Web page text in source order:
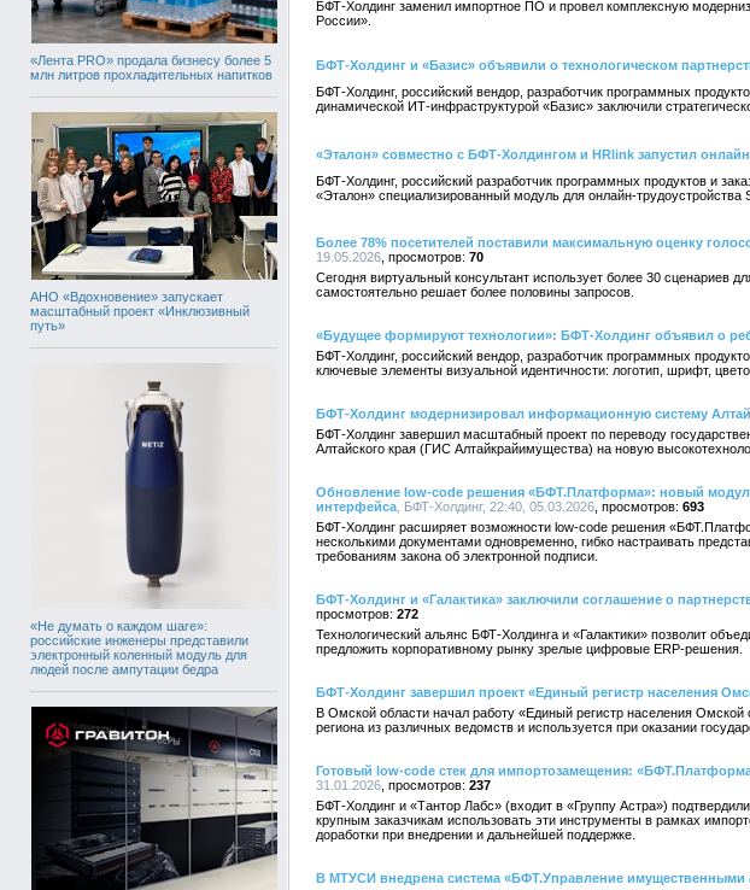
«Лента PRO» продала бизнесу более 5
млн литров прохладительных напитков
АНО «Вдохновение» запускает
масштабный проект «Инклюзивный
путь»
«Не думать о каждом шаге»:
российские инженеры представили
электронный коленный модуль для
людей после ампутации бедра
БФТ-Холдинг заменил импортное ПО и провел комплексную
России».
БФТ-Холдинг и «Базис» объявили о технологическом
БФТ-Холдинг, российский вендор, разработчик программных
динамической ИТ-инфраструктурой «Базис» заключили
«Эталон» совместно с БФТ-Холдингом и HRlink запустил
БФТ-Холдинг, российский разработчик программных продуктов и
«Эталон» специализированный модуль для онлайн-трудоустройства
Более 78% посетителей поставили максимальную оценку
19.05.2026
70
Сегодня виртуальный консультант использует более 30 сценариев
самостоятельно решает более половины запросов.
«Будущее формируют технологии»: БФТ-Холдинг объявил о
БФТ-Холдинг, российский вендор, разработчик программных
ключевые элементы визуальной идентичности: логотип, шрифт,
БФТ-Холдинг модернизировал информационную систему
БФТ-Холдинг завершил масштабный проект по переводу
Алтайского края (ГИС Алтайкрайимущества) на новую
Обновление low-code решения «БФТ.Платформа»: новый
интерфейса , БФТ-Холдинг, 22:40, 05.03.2026
693
БФТ-Холдинг расширяет возможности low-code решения
несколькими документами одновременно, гибко настраивать
требованиям закона об электронной подписи.
БФТ-Холдинг и «Галактика» заключили соглашение о
272
Технологический альянс БФТ-Холдинга и «Галактики» позволит
предложить корпоративному рынку зрелые цифровые ERP-решения.
БФТ-Холдинг завершил проект «Единый регистр населения
В Омской области начал работу «Единый регистр населения
региона из различных ведомств и используется при оказании
Готовый low-code стек для импортозамещения:
31.01.2026
237
БФТ-Холдинг и «Тантор Лабс» (входит в «Группу Астра»)
крупным заказчикам использовать эти инструменты в рамках
доработки при внедрении и дальнейшей поддержке.
В МТУСИ внедрена система «БФТ.Управление имущественными